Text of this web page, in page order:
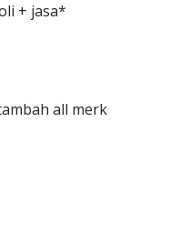
+ jasa*
all merk